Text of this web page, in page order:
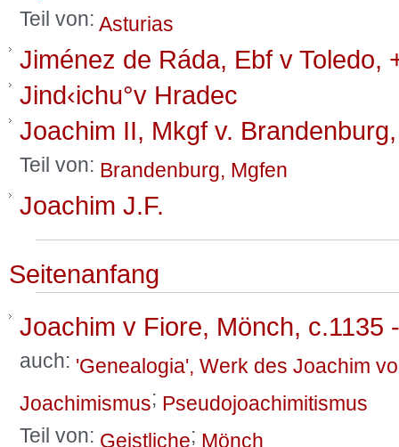
Teil von: Asturias
Jiménez de Ráda, Ebf v Toledo,
Jind‹ichu°v Hradec
Joachim II, Mkgf v.
Teil von: Brandenburg, Mgfen
Joachim J.F.
Seitenanfang
Joachim v Fiore, Mönch, c.1135
auch: 'Genealogia', Werk des Joachim
Joachimismus; Pseudojoachimitismus
Teil von: Geistliche; Mönch